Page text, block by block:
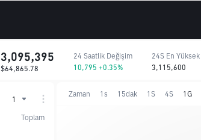
1
Toplam
Zaman 1s 15dak 1S 4S 1G
3,095,395
$64,865.78
24 Saatlik Değişim
10,795 +0.35%
24S En Yüksek
3,115,600